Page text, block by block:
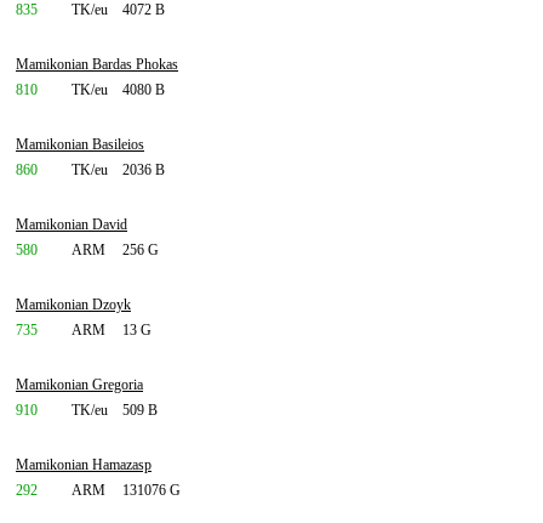
835
TK/eu 4072 B
Mamikonian Bardas Phokas
810
TK/eu 4080 B
Mamikonian Basileios
860
TK/eu 2036 B
Mamikonian David
580
ARM 256 G
Mamikonian Dzoyk
735
ARM 13 G
Mamikonian Gregoria
910
TK/eu 509 B
Mamikonian Hamazasp
292
ARM 131076 G